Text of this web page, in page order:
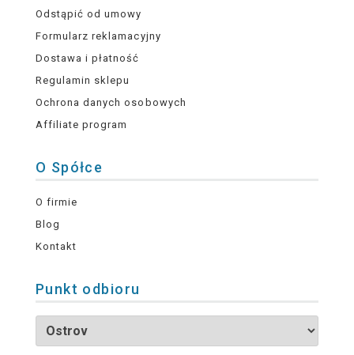
Odstąpić od umowy
Formularz reklamacyjny
Dostawa i płatność
Regulamin sklepu
Ochrona danych osobowych
Affiliate program
O Spółce
O firmie
Blog
Kontakt
Punkt odbioru